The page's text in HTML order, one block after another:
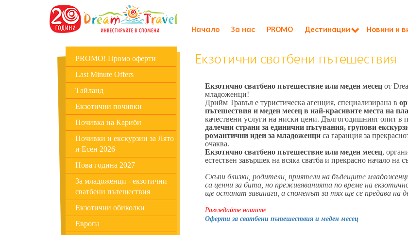
Начало За нас PROMO Дестинации Новини и
PROMO! Промо оферти
Last Minute Offers
Тайланд
Екзотични почивки
Почивка на Кариби
Почивки и екскурзии за Лято
и Есен 2026
Нова година 2027
За младоженци - екзотични
сватбени пътешествия
Екзотични обиколки
Европа
Екзотични сватбени пътешествия
Екзотично сватбено пътешествие или меден месец от
младоженци!
Дрийм Травъл е туристическа агенция, специализирана в
пътешествия и меден месец в най-красивите места на
качествени услуги на ниски цени. Дългогодишният опит в
далечни страни за единични пътувания, групови
романтични идеи за младоженци са гаранция за
очаква.
Екзотично сватбено пътешествие или меден месец,
естествен завършек на всяка сватба и прекрасно начало на
Скъпи близки, родители, приятели на бъдещите
са ценни за бита, но преживяванията по време на
ще останат завинаги, а споменът за тях ще се предава на
Разгледайте нашите
Оферти за сватбени пътешествия и меден месец